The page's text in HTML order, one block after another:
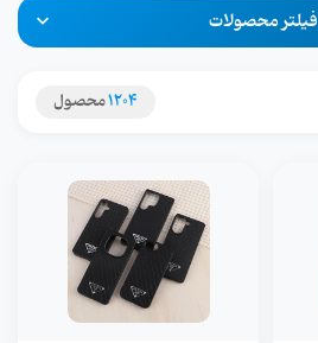
فیلتر محصولات
1204محصول